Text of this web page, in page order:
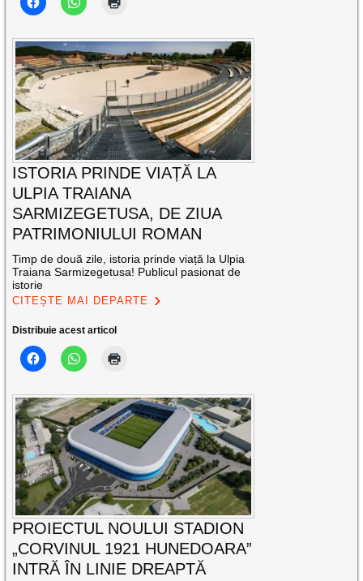
ISTORIA PRINDE VIAȚĂ LA
ULPIA TRAIANA
SARMIZEGETUSA, DE ZIUA
PATRIMONIULUI ROMAN
Timp de două zile, istoria prinde viață la Ulpia
Traiana Sarmizegetusa! Publicul pasionat de
istorie
CITEȘTE MAI DEPARTE
Distribuie acest articol
PROIECTUL NOULUI STADION
„CORVINUL 1921 HUNEDOARA”
INTRĂ ÎN LINIE DREAPTĂ